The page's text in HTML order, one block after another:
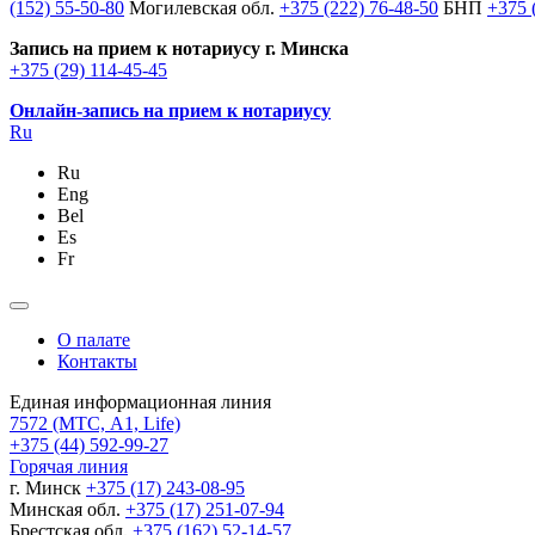
(152) 55-50-80 Могилевская обл. +375 (222) 76-48-50 БНП +375
Запись на прием к нотариусу г. Минска
+375 (29) 114-45-45
Онлайн-запись на прием к нотариусу
Ru
Ru
Eng
Bel
Es
Fr
О палате
Контакты
Единая информационная линия
7572 (МТС, A1, Life)
+375 (44) 592-99-27
Горячая линия
г. Минск +375 (17) 243-08-95
Минская обл. +375 (17) 251-07-94
Брестская обл. +375 (162) 52-14-57